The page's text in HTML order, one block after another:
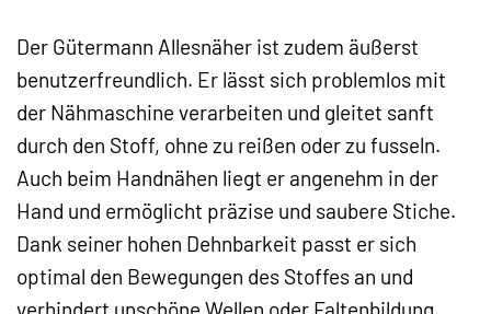
Der Gütermann Allesnäher ist zudem äußerst
benutzerfreundlich. Er lässt sich problemlos mit
der Nähmaschine verarbeiten und gleitet sanft
durch den Stoff, ohne zu reißen oder zu fusseln.
Auch beim Handnähen liegt er angenehm in der
Hand und ermöglicht präzise und saubere Stiche.
Dank seiner hohen Dehnbarkeit passt er sich
optimal den Bewegungen des Stoffes an und
verhindert unschöne Wellen oder Faltenbildung.